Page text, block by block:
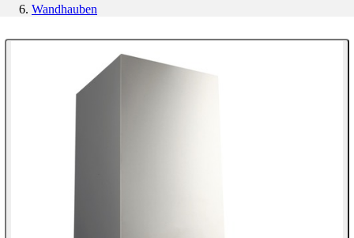
Wandhauben